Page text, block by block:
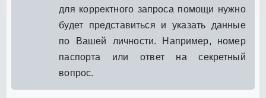
для корректного запроса помощи нужно
будет представиться и указать данные
по Вашей личности. Например, номер
паспорта или ответ на секретный
вопрос.